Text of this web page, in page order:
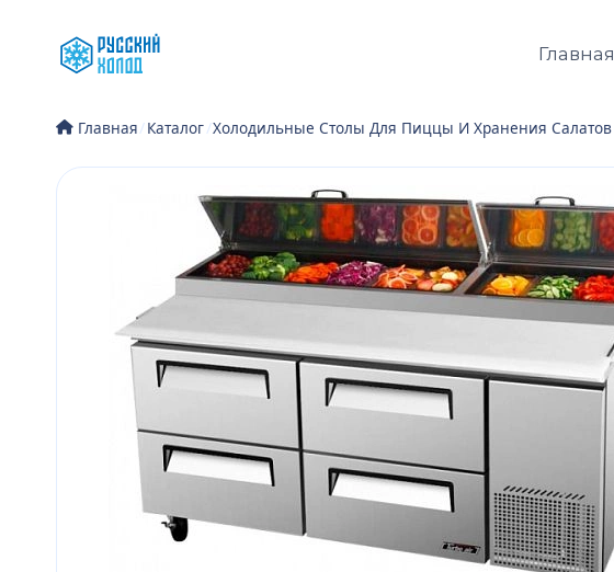
содержимому
Главная
Главная/Каталог/Холодильные Столы Для Пиццы И Хранения Салатов